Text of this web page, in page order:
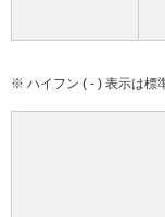
※ ハイフン ( - ) 表示は標